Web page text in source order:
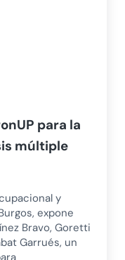
para la
múltiple
y
expone
Bravo, Goretti
Garrués, un